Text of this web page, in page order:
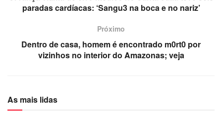
paradas cardíacas: ‘Sangu3 na boca e no nariz’
Próximo
Dentro de casa, homem é encontrado m0rt0 por
vizinhos no interior do Amazonas; veja
As mais lidas